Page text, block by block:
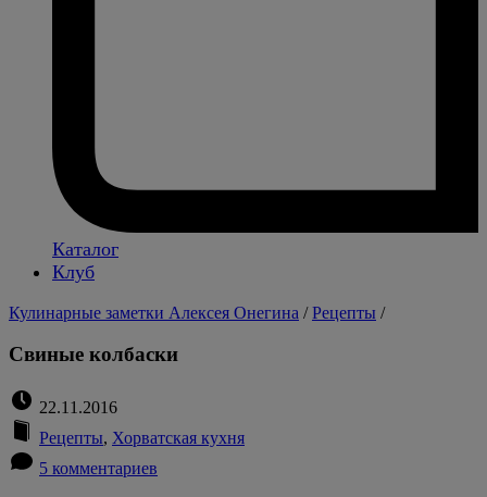
Каталог
Клуб
Кулинарные заметки Алексея Онегина /Рецепты /
Свиные колбаски
22.11.2016
Рецепты, Хорватская кухня
5 комментариев